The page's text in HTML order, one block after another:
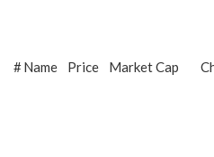
#Name Price Market Cap